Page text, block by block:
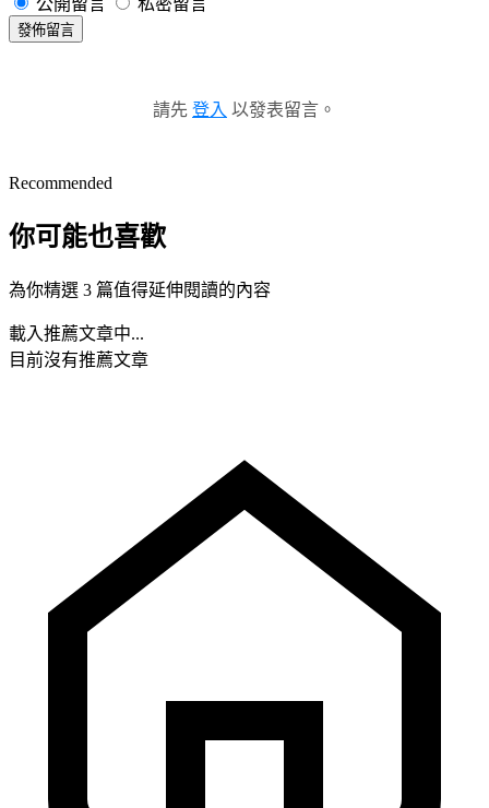
發佈留言
請先 登入 以發表留言。
Recommended
你可能也喜歡
為你精選 3 篇值得延伸閱讀的內容
載入推薦文章中...
目前沒有推薦文章